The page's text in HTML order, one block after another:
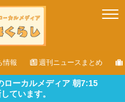
情報 週刊ニュースまとめ
ローカルメディア 朝7:15
ています。